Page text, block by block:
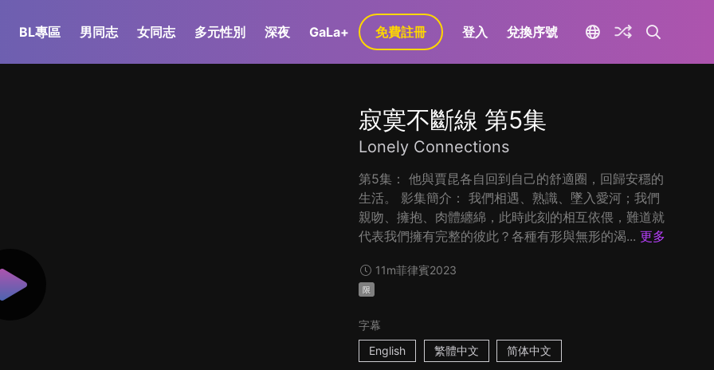
BL專區 男同志 女同志 多元性別 深夜 GaLa+ 免費註冊 登入 兌換序號
寂寞不斷線 第5集
Lonely Connections
第5集： 他與賈昆各自回到自己的舒適圈，回歸安穩的
生活。 影集簡介： 我們相遇、熟識、墜入愛河；我們
親吻、擁抱、肉體纏綿，此時此刻的相互依偎，難道就
代表我們擁有完整的彼此？各種有形與無形的渴... 更多
11m菲律賓2023
限
字幕
English
繁體中文 简体中文